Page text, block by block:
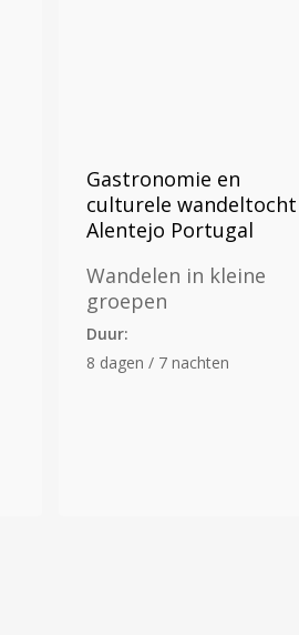
Gastronomie en
culturele
Alentejo Portugal
Wandelen in kleine
groepen
Duur:
8 dagen / 7 nachten